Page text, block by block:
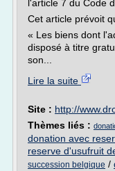
l'article 7 du Code
Cet article prévoit
« Les biens dont
disposé à titre
son...
Lire la suite
Site : http://
Thèmes liés :
donation avec
reserve d'usufruit
succession belgique /